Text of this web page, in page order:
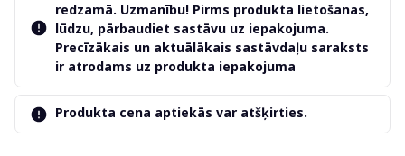
redzamā. Uzmanību! Pirms produkta lietošanas,
lūdzu, pārbaudiet sastāvu uz iepakojuma.
Precīzākais un aktuālākais sastāvdaļu saraksts
ir atrodams uz produkta iepakojuma
Produkta cena aptiekās var atšķirties.